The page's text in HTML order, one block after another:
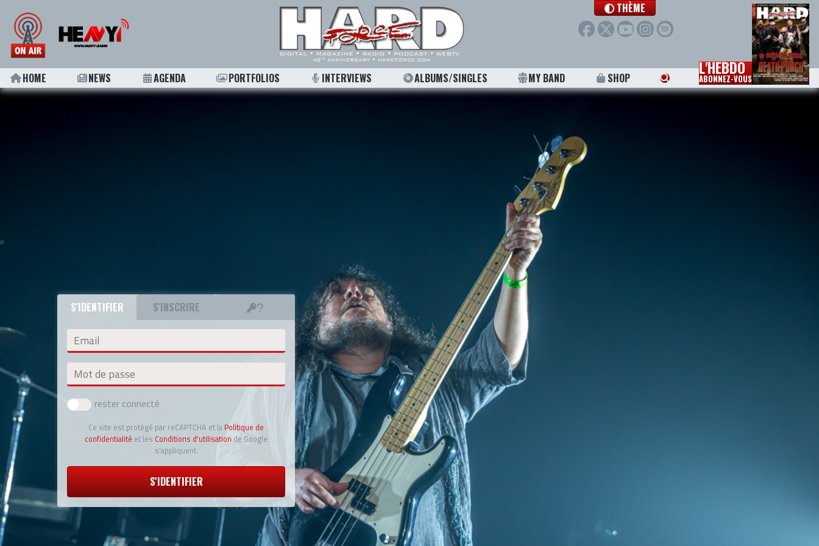
THÈME
HOME NEWS AGENDA PORTFOLIOS INTERVIEWS ALBUMS/SINGLES MY BAND SHOP L'HEBDO
ABONNEZ-VOUS
S'IDENTIFIER S'INSCRIRE
Email
Mot de passe
rester connecté
Ce site est protégé par reCAPTCHA et la Politique de
confidentialité et les Conditions d'utilisation de Google
s'appliquent.
S'IDENTIFIER